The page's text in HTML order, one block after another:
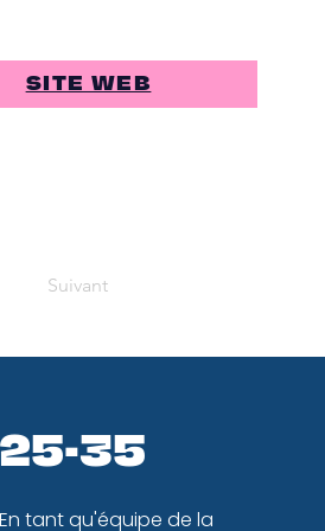
SITE WEB
Suivant
35
tant qu'équipe de la